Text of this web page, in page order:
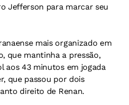
Jefferson para marcar seu
mais organizado em
que mantinha a pressão,
aos 43 minutos em jogada
que passou por dois
direito de Renan.